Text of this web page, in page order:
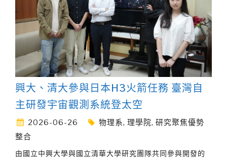
興大、清大參與日本H3火箭任務 臺灣自
主研發宇宙觀測系統登太空
2026-06-26 物理系, 理學院, 研究聚焦優勢
整合
由國立中興大學與國立清華大學研究團隊共同參與開發的